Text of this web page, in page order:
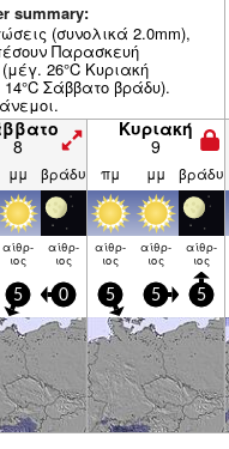
summary:
(συνολικά 2.0mm),
Παρασκευή
26°C Κυριακή
Σάββατο βράδυ).
8
Κυριακή
9
μμ βράδυ πμ μμ βράδυ
αίθρ­
ιος
αίθρ­
ιος
αίθρ­
ιος
αίθρ­
ιος
αίθρ­
ιος
5 0 5 5 5